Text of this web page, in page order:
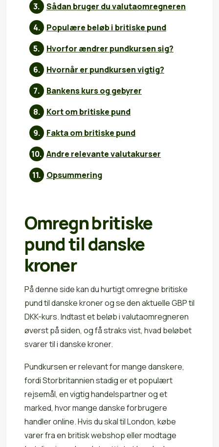
Sådan bruger du valutaomregneren
Populære beløb i britiske pund
Hvorfor ændrer pundkursen sig?
Hvornår er pundkursen vigtig?
Bankens kurs og gebyrer
Kort om britiske pund
Fakta om britiske pund
Andre relevante valutakurser
Opsummering
Omregn britiske
pund til danske
kroner
På denne side kan du hurtigt omregne britiske
pund til danske kroner og se den aktuelle GBP til
DKK-kurs. Indtast et beløb i valutaomregneren
øverst på siden, og få straks vist, hvad beløbet
svarer til i danske kroner.
Pundkursen er relevant for mange danskere,
fordi Storbritannien stadig er et populært
rejsemål, en vigtig handelspartner og et
marked, hvor mange danske forbrugere
handler online. Hvis du skal til London, købe
varer fra en britisk webshop eller modtage